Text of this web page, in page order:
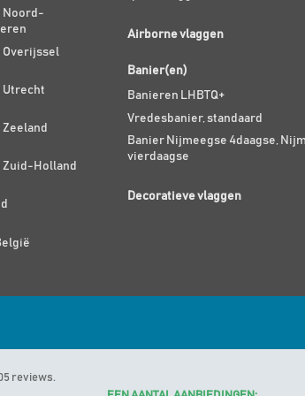
Noord-
Overijssel
Utrecht
Zuid-Holland
Airborne vlaggen
Banier(en)
Banieren LHBTQ+
Vredesbanier, standaard
Banier Nijmeegse 4daagse,
vierdaagse
Decoratieve vlaggen
reviews.